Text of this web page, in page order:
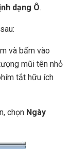
dạng Ô.
và bấm vào
mũi tên nhỏ
tắt hữu ích
chọn Ngày